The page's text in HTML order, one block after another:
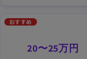
おすすめ
20〜25万円